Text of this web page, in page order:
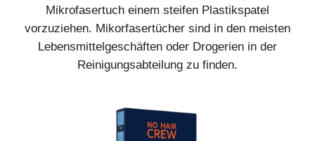
Mikrofasertuch einem steifen Plastikspatel
vorzuziehen. Mikorfasertücher sind in den meisten
Lebensmittelgeschäften oder Drogerien in der
Reinigungsabteilung zu finden.